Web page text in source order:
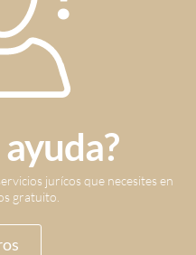
ayuda?
jurícos que necesites en
gratuito.